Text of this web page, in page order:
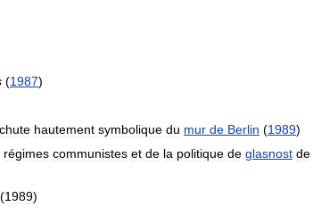
(1987)
chute hautement symbolique du mur de Berlin (1989)
régimes communistes et de la politique de glasnost de
(1989)